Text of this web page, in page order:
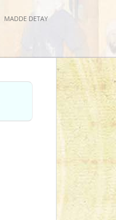
MADDE DETAY